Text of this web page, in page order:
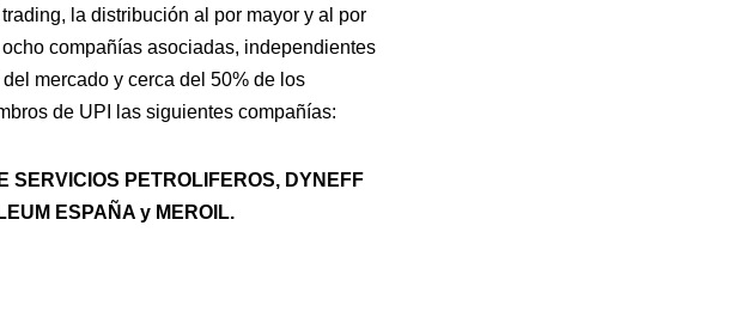
la distribución al por mayor y al por
compañías asociadas, independientes
mercado y cerca del 50% de los
de UPI las siguientes compañías:
SERVICIOS PETROLIFEROS, DYNEFF
ESPAÑA y MEROIL.